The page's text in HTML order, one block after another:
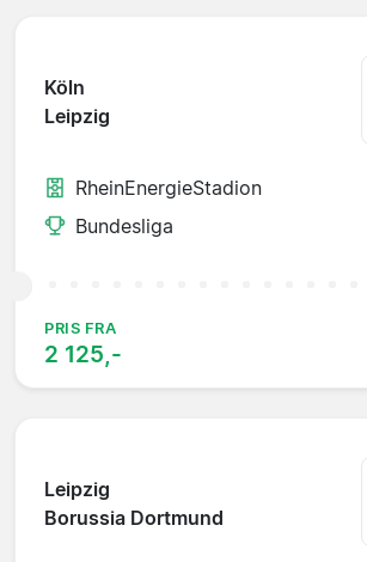
Köln
Leipzig
RheinEnergieStadion
Bundesliga
PRIS FRA
2 125,-
Leipzig
Borussia Dortmund